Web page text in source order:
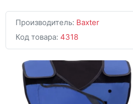
Производитель: Baxter
Код товара: 4318